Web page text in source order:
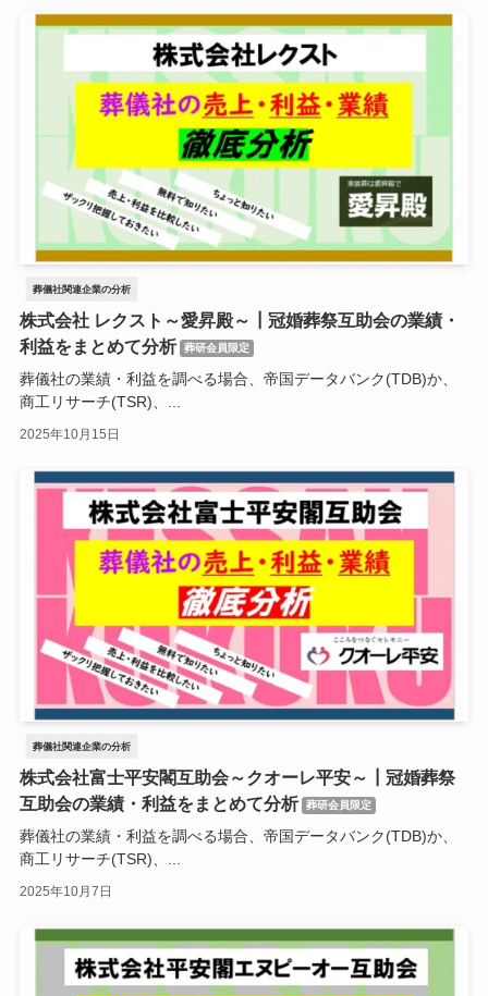
葬儀社関連企業の分析
株式会社 レクスト～愛昇殿～┃冠婚葬祭互助会の業績・
利益をまとめて分析
葬研会員限定
葬儀社の業績・利益を調べる場合、帝国データバンク(TDB)か、
商工リサーチ(TSR)、...
2025年10月15日
葬儀社関連企業の分析
株式会社富士平安閣互助会～クオーレ平安～┃冠婚葬祭
互助会の業績・利益をまとめて分析
葬研会員限定
葬儀社の業績・利益を調べる場合、帝国データバンク(TDB)か、
商工リサーチ(TSR)、...
2025年10月7日